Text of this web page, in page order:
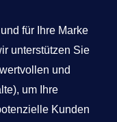
für Ihre Marke
unterstützen Sie
und
um Ihre
Kunden